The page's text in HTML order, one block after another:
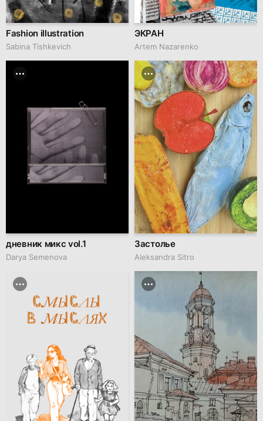
Fashion illustration
Sabina Tishkevich
ЭКРАН
Artem Nazarenko
дневник микс vol.1
Darya Semenova
Застолье
Aleksandra Sitro